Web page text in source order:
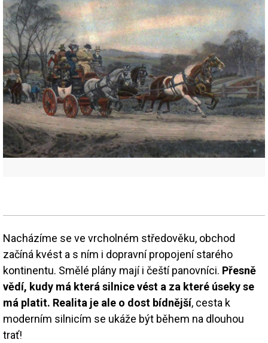
Nacházíme se ve vrcholném středověku, obchod
začíná kvést a s ním i dopravní propojení starého
kontinentu. Smělé plány mají i čeští panovníci. Přesně
vědí, kudy má která silnice vést a za které úseky se
má platit. Realita je ale o dost bídnější, cesta k
moderním silnicím se ukáže být během na dlouhou
trať!